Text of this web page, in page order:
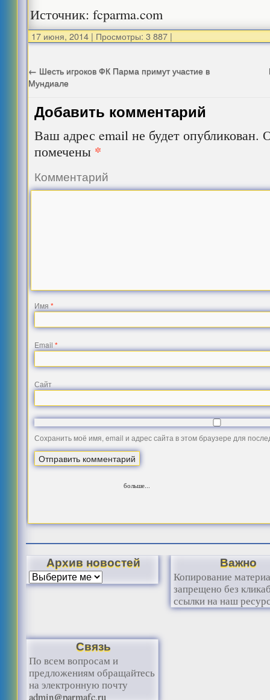
Источник: fcparma.com
17 июня, 2014 | Просмотры: 3 887 |
← Шесть игроков ФК Парма примут участие в
Мундиале
Добавить комментарий
Ваш адрес email не будет опубликован.
помечены *
Комментарий
Имя*
Email*
Сайт
Сохранить моё имя, email и адрес сайта в этом браузере для
больше...
Архив новостей Важно
Копирование
запрещено без
ссылки на наш
Связь
По всем вопросам и
предложениям обращайтесь
на электронную почту
admin@parmafc.ru